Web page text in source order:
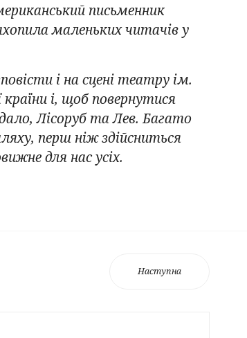
письменник
маленьких читачів у
і на сцені театру ім.
і, щоб повернутися
Лісоруб та Лев. Багато
перш ніж здійсниться
для нас усіх.
Наступна